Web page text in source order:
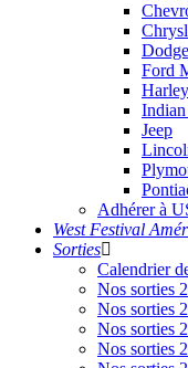
Dodge
Ford
Jeep
Adhérer à
West Festival
Sorties
Calendrier
Nos sorties
Nos sorties
Nos sorties
Nos sorties